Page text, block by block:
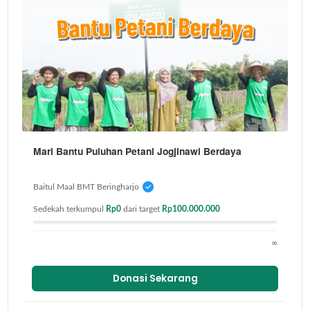
Mari Bantu Puluhan Petani Jogjinawi Berdaya
Baitul Maal BMT Beringharjo
Sedekah terkumpul Rp0 dari target Rp100.000.000
∞
Donasi Sekarang